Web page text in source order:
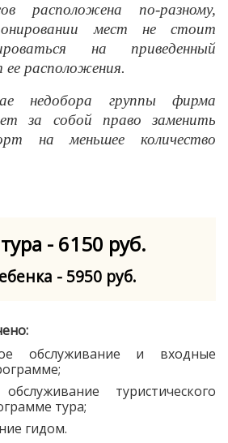
расположена по-разному,
мест не стоит
на приведенный
ее расположения.
недобора группы фирма
за собой право заменить
на меньшее количество
- 6150 руб.
- 5950 руб.
обслуживание и входные
туристического
тура;
гидом.